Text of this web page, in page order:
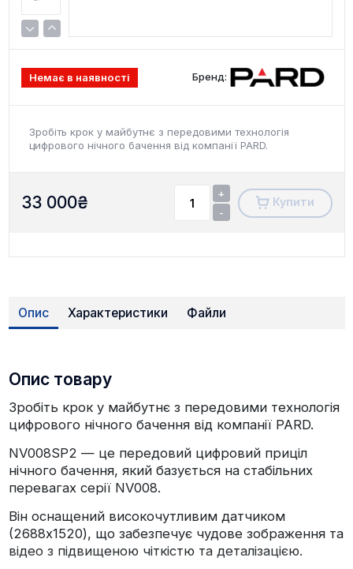
Немає в наявності Бренд:
Зробіть крок у майбутнє з передовими технологія
цифрового нічного бачення від компанії PARD.
33 000₴
+
-
Купити
Опис Характеристики Файли
Опис товару
Зробіть крок у майбутнє з передовими технологія
цифрового нічного бачення від компанії PARD.
NV008SP2 — це передовий цифровий приціл
нічного бачення, який базується на стабільних
перевагах серії NV008.
Він оснащений високочутливим датчиком
(2688x1520), що забезпечує чудове зображення та
відео з підвищеною чіткістю та деталізацією.